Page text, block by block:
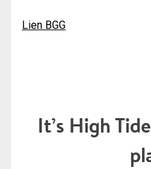
Lien BGG
It’s High